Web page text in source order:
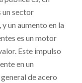
un sector
un aumento en la
es un motor
Este impulso
en un
de acero